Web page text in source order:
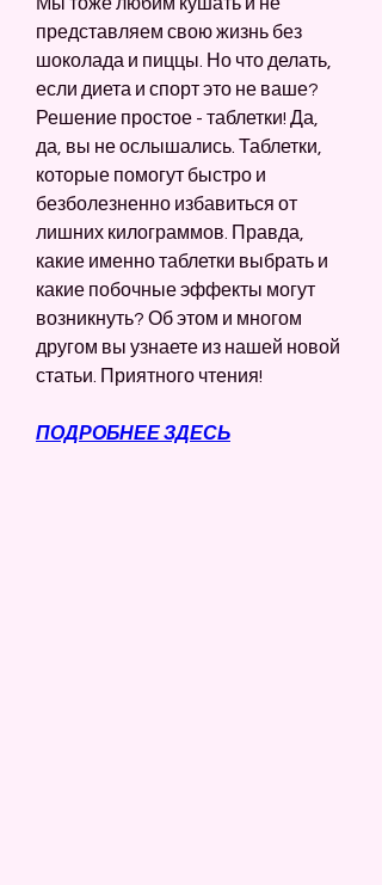
представляем свою жизнь без
шоколада и пиццы. Но что делать,
если диета и спорт это не ваше?
Решение простое - таблетки! Да,
да, вы не ослышались. Таблетки,
которые помогут быстро и
безболезненно избавиться от
лишних килограммов. Правда,
какие именно таблетки выбрать и
какие побочные эффекты могут
возникнуть? Об этом и многом
другом вы узнаете из нашей новой
статьи. Приятного чтения!
ПОДРОБНЕЕ ЗДЕСЬ